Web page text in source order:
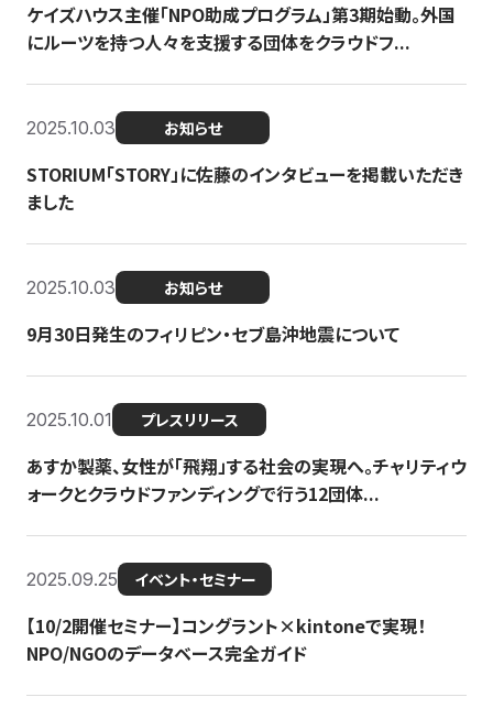
ケイズハウス主催「NPO助成プログラム」第3期始動。外国
にルーツを持つ人々を支援する団体をクラウドフ...
2025.10.03 お知らせ
STORIUM「STORY」に佐藤のインタビューを掲載いただき
ました
2025.10.03 お知らせ
9月30日発生のフィリピン・セブ島沖地震について
2025.10.01 プレスリリース
あすか製薬、女性が「飛翔」する社会の実現へ。チャリティウ
ォークとクラウドファンディングで行う12団体...
2025.09.25 イベント・セミナー
【10/2開催セミナー】コングラント×kintoneで実現！
NPO/NGOのデータベース完全ガイド